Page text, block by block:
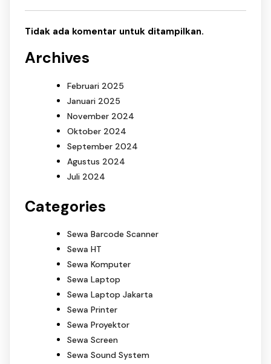
Tidak ada komentar untuk ditampilkan.
Archives
Februari 2025
Januari 2025
November 2024
Oktober 2024
September 2024
Agustus 2024
Juli 2024
Categories
Sewa Barcode Scanner
Sewa HT
Sewa Komputer
Sewa Laptop
Sewa Laptop Jakarta
Sewa Printer
Sewa Proyektor
Sewa Screen
Sewa Sound System